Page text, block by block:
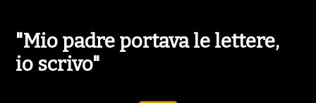
"Mio padre portava le lettere,
io scrivo"